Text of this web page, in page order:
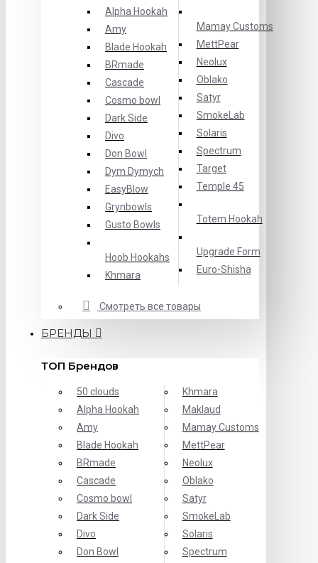
Alpha Hookah
Amy
Blade Hookah
BRmade
Cascade
Cosmo bowl
Dark Side
Divo
Don Bowl
Dym Dymych
EasyBlow
Grynbowls
Gusto Bowls
Hoob Hookahs
Khmara
Mamay Customs
MettPear
Neolux
Oblako
Satyr
SmokeLab
Solaris
Spectrum
Target
Temple 45
Totem Hookah
Upgrade Form
Еuro-Shisha
Смотреть все товары
БРЕНДЫ
ТОП Брендов
50 clouds
Alpha Hookah
Amy
Blade Hookah
BRmade
Cascade
Cosmo bowl
Dark Side
Divo
Don Bowl
Khmara
Maklaud
Mamay Customs
MettPear
Neolux
Oblako
Satyr
SmokeLab
Solaris
Spectrum